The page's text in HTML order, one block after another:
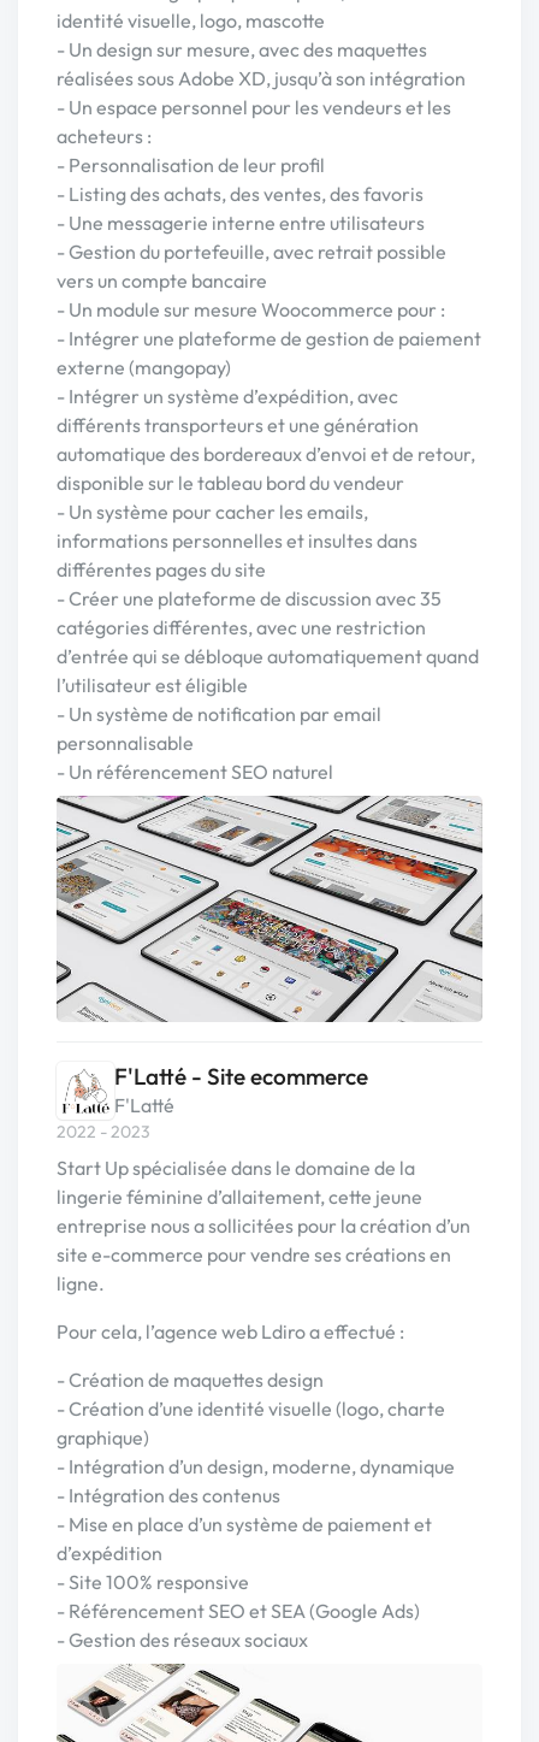
identité visuelle, logo, mascotte
- Un design sur mesure, avec des maquettes
réalisées sous Adobe XD, jusqu’à son intégration
- Un espace personnel pour les vendeurs et les
acheteurs :
- Personnalisation de leur profil
- Listing des achats, des ventes, des favoris
- Une messagerie interne entre utilisateurs
- Gestion du portefeuille, avec retrait possible
vers un compte bancaire
- Un module sur mesure Woocommerce pour :
- Intégrer une plateforme de gestion de paiement
externe (mangopay)
- Intégrer un système d’expédition, avec
différents transporteurs et une génération
automatique des bordereaux d’envoi et de retour,
disponible sur le tableau bord du vendeur
- Un système pour cacher les emails,
informations personnelles et insultes dans
différentes pages du site
- Créer une plateforme de discussion avec 35
catégories différentes, avec une restriction
d’entrée qui se débloque automatiquement quand
l’utilisateur est éligible
- Un système de notification par email
personnalisable
- Un référencement SEO naturel
F'Latté - Site ecommerce
F'Latté
2022 - 2023
Start Up spécialisée dans le domaine de la
lingerie féminine d’allaitement, cette jeune
entreprise nous a sollicitées pour la création d’un
site e-commerce pour vendre ses créations en
ligne.
Pour cela, l’agence web Ldiro a effectué :
- Création de maquettes design
- Création d’une identité visuelle (logo, charte
graphique)
- Intégration d’un design, moderne, dynamique
- Intégration des contenus
- Mise en place d’un système de paiement et
d’expédition
- Site 100% responsive
- Référencement SEO et SEA (Google Ads)
- Gestion des réseaux sociaux